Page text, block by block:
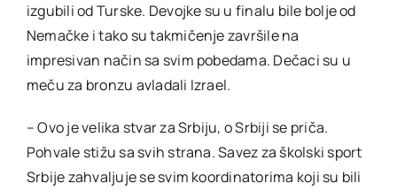
izgubili od Turske. Devojke su u finalu bile bolje od
Nemačke i tako su takmičenje završile na
impresivan način sa svim pobedama. Dečaci su u
meču za bronzu avladali Izrael.
– Ovo je velika stvar za Srbiju, o Srbiji se priča.
Pohvale stižu sa svih strana. Savez za školski sport
Srbije zahvaljuje se svim koordinatorima koji su bili